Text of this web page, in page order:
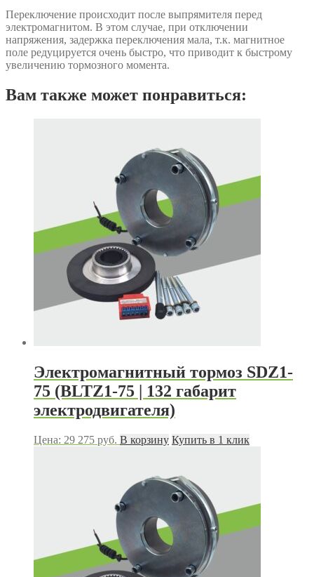
Переключение происходит после выпрямителя перед
электромагнитом. В этом случае, при отключении
напряжения, задержка переключения мала, т.к. магнитное
поле редуцируется очень быстро, что приводит к быстрому
увеличению тормозного момента.
Вам также может понравиться:
Электромагнитный тормоз SDZ1-
75 (BLTZ1-75 | 132 габарит
электродвигателя)
Цена: 29 275 руб. В корзину Купить в 1 клик